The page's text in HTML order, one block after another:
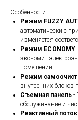
Особенности:
Режим FUZZY
автоматически с
изменяется
Режим ECONOMY
экономит
помещении.
Режим
внутренних блоков
Съемная панель -
обслуживание и
Реактивный поток